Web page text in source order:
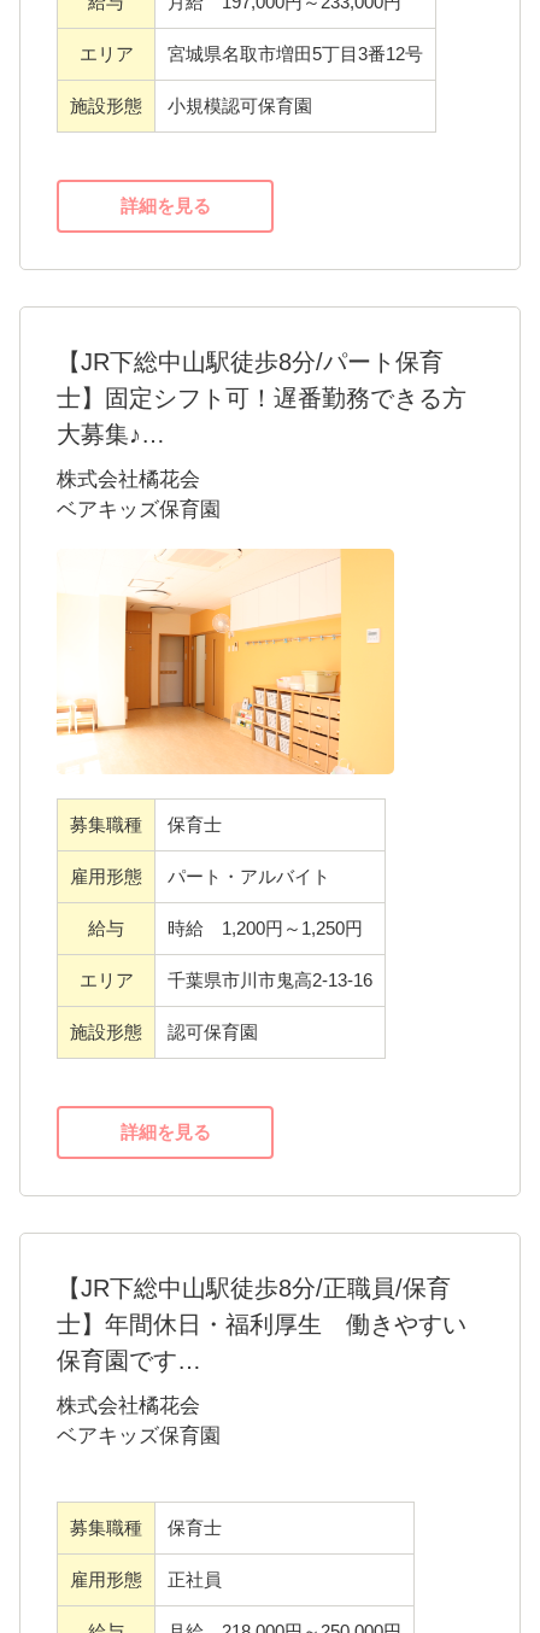
い。また当園は残業が少なく、年末年始休暇
や夏季休暇もありで、ゆとりを持って働ける
環境です。
賞与や昇給などの待遇をご用意しています♪
資格をお持ちの方であれば、未経験やブラン
や夏季休暇もありで、ゆとりを持って働ける
環境です。
賞与や昇給などの待遇をご用意しています♪
当園では、子どもたちとの信頼関係を大切に
しています。求めているのは、子どもからの
サインや変化にいち早く気づけるよう、注意
深く見守ってくださる方。そのためにも、子
どもたちに安心感を与えられる方はぜひ力を
貸してください！あなたからのご応募をお待
ちしています。
TikTokやっています。ぜひ検索してみてくださ
い。
エリア 宮城県名取市増田5丁目3番12号
施設形態 小規模認可保育園
詳細を見る
【JR下総中山駅徒歩8分/パート保育
士】固定シフト可！遅番勤務できる方
大募集♪
当園は現在配置基準は満たしておりますが、
余裕のある保育を見据えての募集です。
現在遅番（19時まで勤務）ができる方を募集
しております。
勤務日数は応相談。
①１日６時間以上、20日の勤務が可能な方
別途市処遇改善手当が付与されます。
②非常勤勤務の方（朝又は遅勤務）
扶養内も可能です。早、遅可能で時給UP！
その他の勤務時間もお気軽にご相談くださ
い。
株式会社橘花会
ベアキッズ保育園
募集職種 保育士
雇用形態 パート・アルバイト
給与 時給 1,200円～1,250円
エリア 千葉県市川市鬼高2-13-16
施設形態 認可保育園
詳細を見る
【JR下総中山駅徒歩8分/正職員/保育
士】年間休日・福利厚生 働きやすい
保育園です
当園は現在配置基準は満たしておりますが、
余裕のある保育を見据えての募集です。保育
であれば、経験や年齢は問いません。
先輩保育士がフォローしていきますので安心
してご応募ください。
株式会社橘花会
ベアキッズ保育園